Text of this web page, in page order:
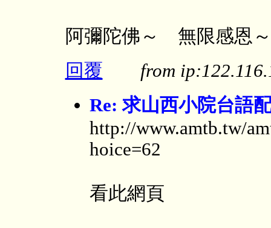
阿彌陀佛～ 無限感恩
回覆
from
Re: 求山西小院台語
http://www.amtb.tw/
hoice=62
看此網頁